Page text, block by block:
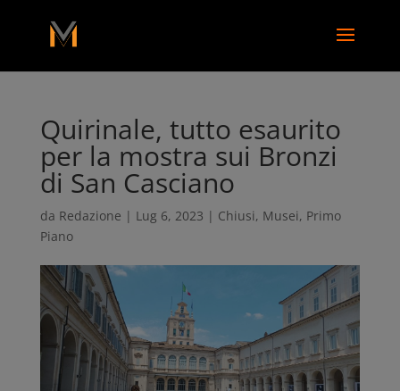
Quirinale, tutto esaurito
per la mostra sui Bronzi
di San Casciano
da Redazione | Lug 6, 2023 | Chiusi, Musei, Primo
Piano